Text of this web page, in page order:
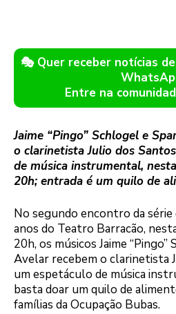
🎭 Quer receber notícias
Entre na
Jaime “Pingo” Schlogel e
o clarinetista Julio dos
de música instrumental,
20h; entrada é um quilo de
No segundo encontro da
anos do Teatro Barracão,
20h, os músicos Jaime
Avelar recebem o clarinetista
um espetáculo de música
basta doar um quilo de
famílias da Ocupação Bubas.